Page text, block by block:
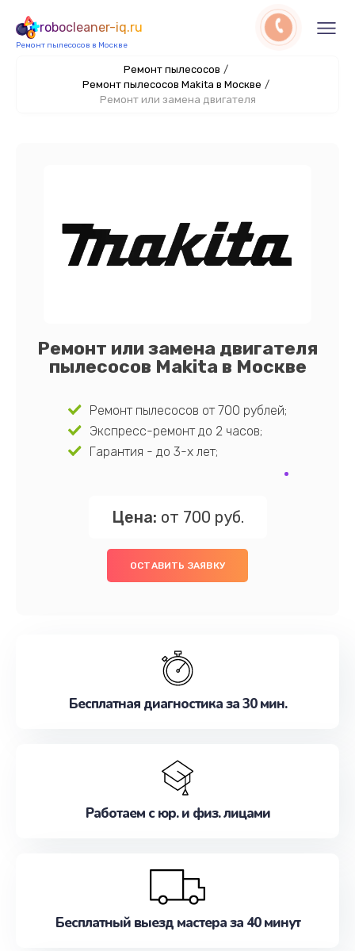
robocleaner-iq.ru
Ремонт пылесосов в Москве
Ремонт пылесосов /
Ремонт пылесосов Makita в Москве /
Ремонт или замена двигателя
Ремонт или замена двигателя
пылесосов Makita в Москве
Ремонт пылесосов от 700 рублей;
Экспресс-ремонт до 2 часов;
Гарантия - до 3-х лет;
Цена: от 700 руб.
ОСТАВИТЬ ЗАЯВКУ
Бесплатная диагностика за 30 мин.
Работаем с юр. и физ. лицами
Бесплатный выезд мастера за 40 минут